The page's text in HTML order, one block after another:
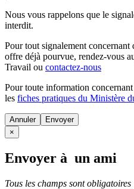
Nous vous rappelons que le
interdit.
Pour tout signalement concernant
offre déjà pourvue, rendez-vous
Travail ou contactez-nous
Pour toute information
les fiches pratiques du Ministère
Annuler
×
Envoyer à un ami
Tous les champs sont obligatoires